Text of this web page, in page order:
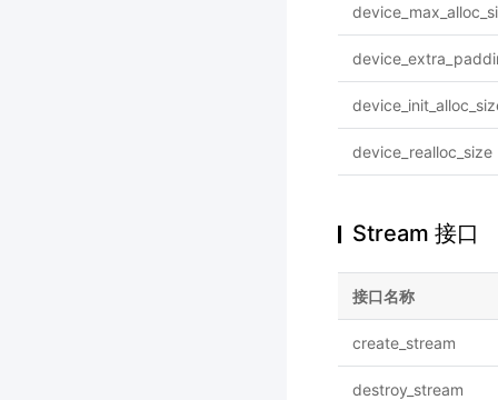
device_realloc_size
Stream 接口
接口名称
create_stream
destroy_stream